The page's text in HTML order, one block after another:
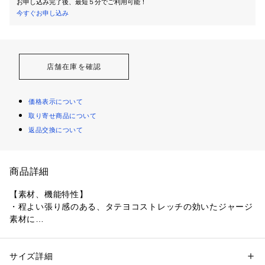
お申し込み完了後、最短５分でご利用可能！
今すぐお申し込み
店舗在庫を確認
価格表示について
取り寄せ商品について
返品交換について
商品詳細
【素材、機能特性】
・程よい張り感のある、タテヨコストレッチの効いたジャージ
素材に
・通常のジャージ素材から少しライトな素材を開発。
性別：メンズ
サイズ詳細